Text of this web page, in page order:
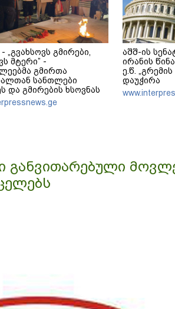
„გვახსოვს გმირები,
მტერი” -
გმირთა
სანთლები
და გმირების ხსოვნას
აშშ-ის
ირანის
ე.წ.
დაუჭირა
განვითარებული